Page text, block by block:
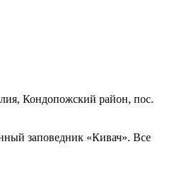
Кондопожский район, пос.
заповедник «Кивач». Все